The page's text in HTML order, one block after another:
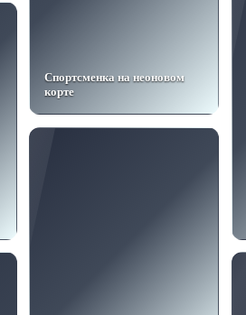
Спортсменка на неоновом
корте